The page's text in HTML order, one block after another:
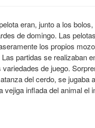
eran, junto a los
de domingo. Las
los propios
partidas se realizaban
de juego.
del cerdo, se jugaba
vejiga inflada del animal el